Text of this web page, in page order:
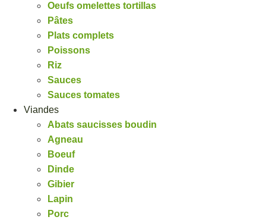
Oeufs omelettes tortillas
Pâtes
Plats complets
Poissons
Riz
Sauces
Sauces tomates
Viandes
Abats saucisses boudin
Agneau
Boeuf
Dinde
Gibier
Lapin
Porc